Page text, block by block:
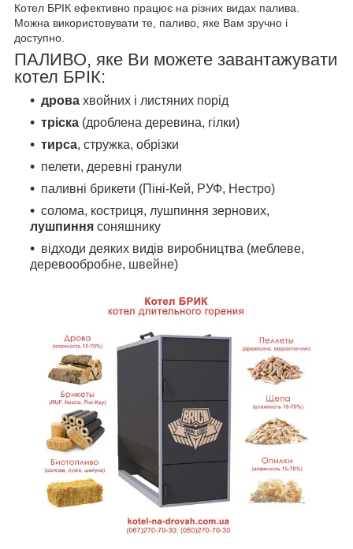
Котел БРІК ефективно працює на різних видах палива.
Можна використовувати те, паливо, яке Вам зручно і
доступно.
ПАЛИВО, яке Ви можете завантажувати
котел БРІК:
дрова хвойних і листяних порід
тріска (дроблена деревина, гілки)
тирса, стружка, обрізки
пелети, деревні гранули
паливні брикети (Піні-Кей, РУФ, Нестро)
солома, костриця, лушпиння зернових,
лушпиння соняшнику
відходи деяких видів виробництва (меблеве,
деревообробне, швейне)